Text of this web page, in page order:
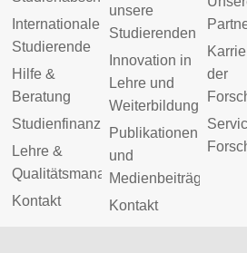
Internationale
Studierende
Hilfe &
Beratung
Studienfinanzierung
Lehre &
Qualitätsmanagement
Kontakt
unsere
Studierenden
Innovation in
Lehre und
Weiterbildung
Publikationen
und
Medienbeiträge
Kontakt
der